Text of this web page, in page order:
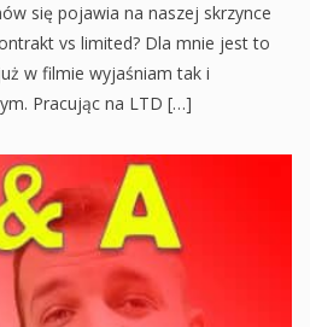
się pojawia na naszej skrzynce
vs limited? Dla mnie jest to
w filmie wyjaśniam tak i
Pracując na LTD […]